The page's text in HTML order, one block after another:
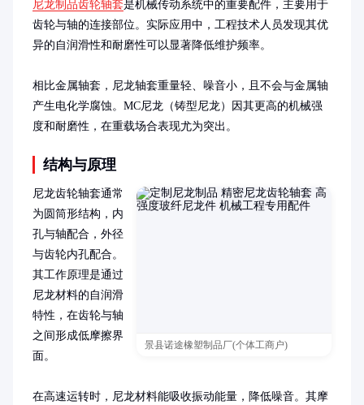
尼龙制品齿轮轴套是机械传动系统中的重要配件，主要用于
齿轮与轴的连接部位。实际应用中，工程技术人员发现其优
异的自润滑性和耐磨性可以显著降低维护频率。
相比金属轴套，尼龙轴套重量轻、噪音小，且不会与金属轴
产生电化学腐蚀。MC尼龙（铸型尼龙）因其更高的机械强
度和耐磨性，在重载场合表现尤为突出。
结构与原理
景县诺途橡塑制品厂(个体工商户)
尼龙齿轮轴套通常
为圆筒形结构，内
孔与轴配合，外径
与齿轮内孔配合。
其工作原理是通过
尼龙材料的自润滑
特性，在齿轮与轴
之间形成低摩擦界
面。
在高速运转时，尼龙材料能吸收振动能量，降低噪音。其摩